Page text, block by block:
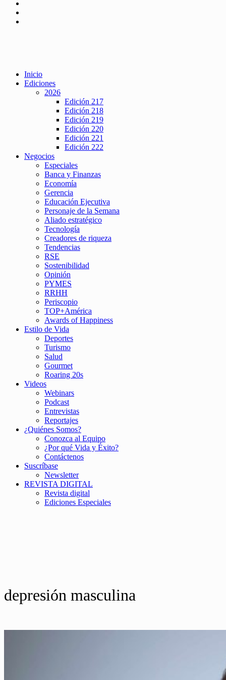
Inicio
Ediciones
2026
Edición 217
Edición 218
Edición 219
Edición 220
Edición 221
Edición 222
Negocios
Especiales
Banca y Finanzas
Economía
Gerencia
Educación Ejecutiva
Personaje de la Semana
Aliado estratégico
Tecnología
Creadores de riqueza
Tendencias
RSE
Sostenibilidad
Opinión
PYMES
RRHH
Periscopio
TOP+América
Awards of Happiness
Estilo de Vida
Deportes
Turismo
Salud
Gourmet
Roaring 20s
Videos
Webinars
Podcast
Entrevistas
Reportajes
¿Quiénes Somos?
Conozca al Equipo
¿Por qué Vida y Éxito?
Contáctenos
Suscríbase
Newsletter
REVISTA DIGITAL
Revista digital
Ediciones Especiales
depresión masculina